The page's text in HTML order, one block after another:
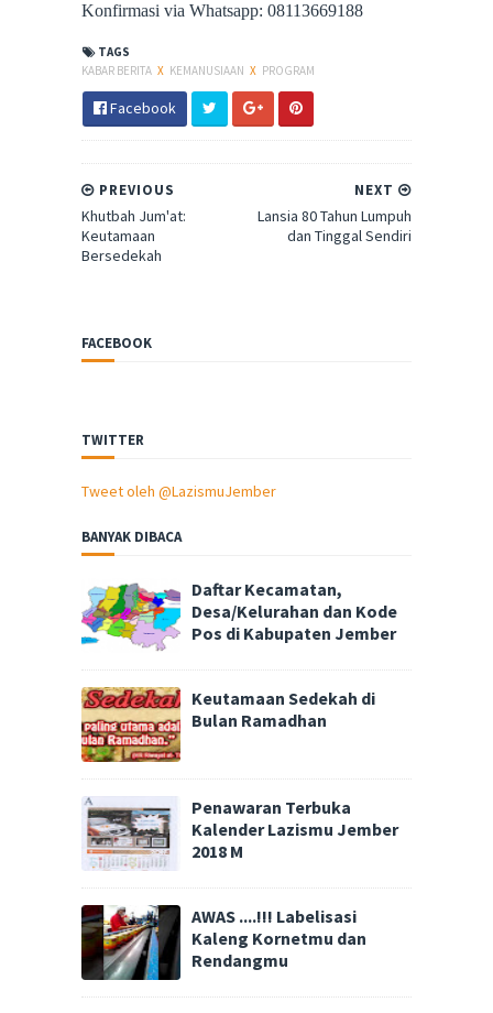
Konfirmasi via Whatsapp: 08113669188
TAGS
KABAR BERITA X KEMANUSIAAN X PROGRAM
Facebook
NEXT
Lansia 80 Tahun Lumpuh
dan Tinggal Sendiri
PREVIOUS
Khutbah Jum'at:
Keutamaan
Bersedekah
FACEBOOK
TWITTER
Tweet oleh @LazismuJember
BANYAK DIBACA
Daftar Kecamatan,
Desa/Kelurahan dan Kode
Pos di Kabupaten Jember
Keutamaan Sedekah di
Bulan Ramadhan
Penawaran Terbuka
Kalender Lazismu Jember
2018 M
AWAS ....!!! Labelisasi
Kaleng Kornetmu dan
Rendangmu